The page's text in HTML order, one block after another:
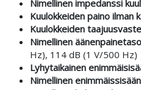
Nimellinen impedanssi
Kuulokkeiden paino ilman
Kuulokkeiden
Nimellinen
Hz), 114 dB (1 V/500 Hz)
Lyhytaikainen
Nimellinen